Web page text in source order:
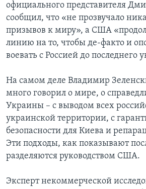
официального представителя
сообщил, что «не прозвучало
призывов к миру», а США
линию на то, чтобы де-факто и
воевать с Россией до последнего
На самом деле Владимир
много говорил о мире, о
Украины – с выводом всех
украинской территории, с
безопасности для Киева и
Эти подходы, как показывают
разделяются руководством США.
Эксперт некоммерческой